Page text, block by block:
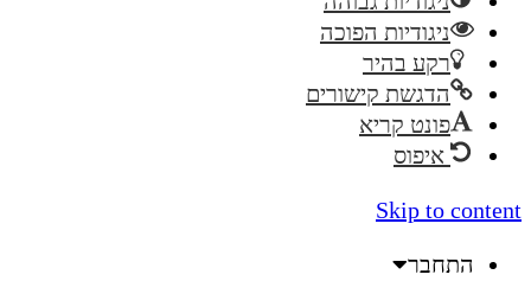
ניגודיות הפוכה
רקע בהיר
הדגשת קישורים
פונט קריא
איפוס
Skip to content
התחבר